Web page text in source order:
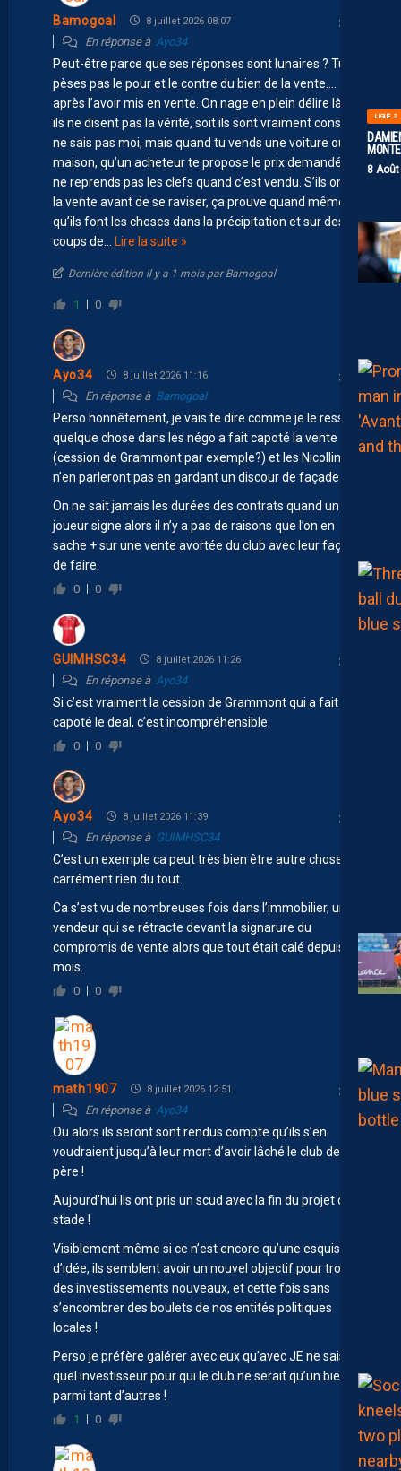
LIGUE 2
8
Bamogoal 8 juillet 2026 08:07
En réponse à Ayo34
Peut-être parce que ses réponses sont lunaires ? Tu ne
pèses pas le pour et le contre du bien de la vente….
après l’avoir mis en vente. On nage en plein délire là. Soit
ils ne disent pas la vérité, soit ils sont vraiment cons. Je
ne sais pas moi, mais quand tu vends une voiture ou une
maison, qu’un acheteur te propose le prix demandé, tu
ne reprends pas les clefs quand c’est vendu. S’ils ont fait
la vente avant de se raviser, ça prouve quand même
qu’ils font les choses dans la précipitation et sur des
coups de
Lire la suite »
Dernière édition il y a 1 mois par Bamogoal
1 0
Ayo34 8 juillet 2026 11:16
En réponse à Bamogoal
Perso honnêtement, je vais te dire comme je le ressent,
quelque chose dans les négo a fait capoté la vente
(cession de Grammont par exemple?) et les Nicollins
n’en parleront pas en gardant un discour de façade.
On ne sait jamais les durées des contrats quand un
joueur signe alors il n’y a pas de raisons que l’on en
sache + sur une vente avortée du club avec leur façon
de faire.
0 0
GUIMHSC34 8 juillet 2026 11:26
En réponse à Ayo34
Si c’est vraiment la cession de Grammont qui a fait
capoté le deal, c’est incompréhensible.
0 0
Ayo34 8 juillet 2026 11:39
En réponse à GUIMHSC34
C’est un exemple ca peut très bien être autre chose ou
carrément rien du tout.
Ca s’est vu de nombreuses fois dans l’immobilier, un
vendeur qui se rétracte devant la signarure du
compromis de vente alors que tout était calé depuis des
mois.
0 0
math1907 8 juillet 2026 12:51
En réponse à Ayo34
Ou alors ils seront sont rendus compte qu’ils s’en
voudraient jusqu’à leur mort d’avoir lâché le club de leur
père !
Aujourd’hui Ils ont pris un scud avec la fin du projet de
stade !
Visiblement même si ce n’est encore qu’une esquisse
d’idée, ils semblent avoir un nouvel objectif pour trouver
des investissements nouveaux, et cette fois sans
s’encombrer des boulets de nos entités politiques
locales !
Perso je préfère galérer avec eux qu’avec JE ne sais
quel investisseur pour qui le club ne serait qu’un bien
parmi tant d’autres !
1 0